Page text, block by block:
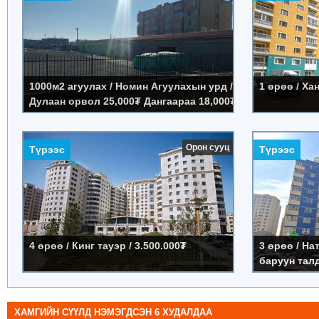
урд
Дулаан орвол 25,000₮ Дангаараа 18,000₮
Код:S429
Дэлгэрэнгүй »
1000м2 агуулах / Номин Агуулахын урд /
Дулаан орвол 25,000₮ Дангаараа 18,000₮
Үнэ:
Код:A3830
1 өрөө /
4 өрөө / Кинг тауэр
Үнэ:3.500.000₮
Код:A3831
Дэлгэрэнгүй »
4 өрөө / Кинг тауэр / 3.500.000₮
Түрээс Орон сууц
3 өрөө /
Үнэ:
Код:A3829
3 өрөө /
баруун
Түрээс
ХАМГИЙН СҮҮЛД НЭМЭГДСЭН 6 ХУДАЛДАА